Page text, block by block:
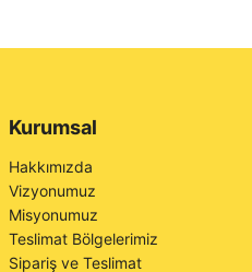
Kurumsal
Hakkımızda
Vizyonumuz
Misyonumuz
Teslimat Bölgelerimiz
Sipariş ve Teslimat